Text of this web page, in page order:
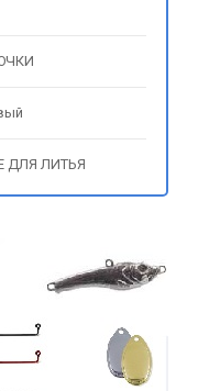
ДЛЯ ЛИТЬЯ